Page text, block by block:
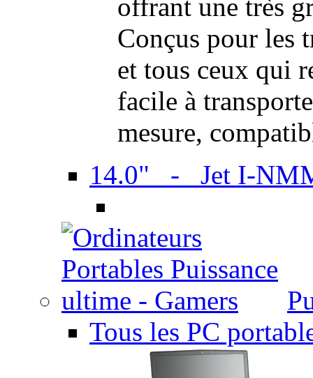
offrant une très
Conçus pour les
et tous ceux qui
facile à
mesure,
14.0" - Jet I-
Tous les PC